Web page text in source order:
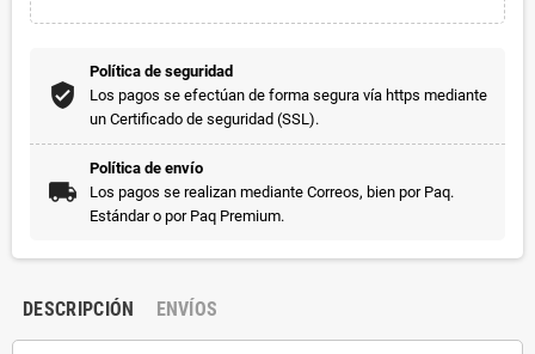
Política de seguridad
Los pagos se efectúan de forma segura vía https mediante
un Certificado de seguridad (SSL).
Política de envío
Los pagos se realizan mediante Correos, bien por Paq.
Estándar o por Paq Premium.
DESCRIPCIÓN ENVÍOS